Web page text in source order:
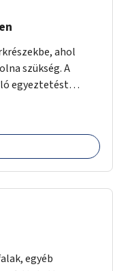
ahol
szükség. A
egyeztetést
egyéb